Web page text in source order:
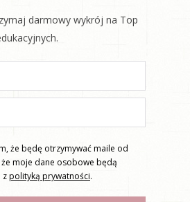
darmowy wykrój na Top
że będę otrzymywać maile od
moje dane osobowe będą
zpolityką prywatności.